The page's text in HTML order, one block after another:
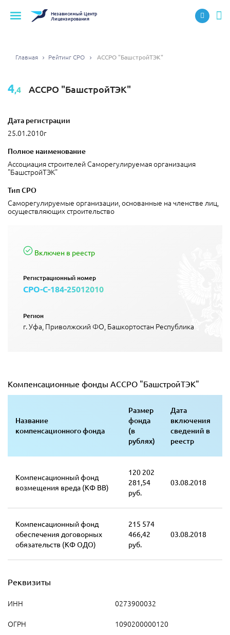
НезависимыйЦентр
Лицензирования
Главная Рейтинг СРО АССРО "БашстройТЭК"
4,4 АССРО "БашстройТЭК"
Дата регистрации
25.01.2010г
Полное наименование
Ассоциация строителей Саморегулируемая организация
"БашстройТЭК"
Тип СРО
Саморегулируемые организации, основанные на членстве лиц,
осуществляющих строительство
Включен в реестр
Регистрационный номер
СРО-С-184-25012010
Регион
г. Уфа, Приволжский ФО, Башкортостан Республика
Компенсационные фонды АССРО "БашстройТЭК"
Название
компенсационного фонда
Размер
фонда
(в
рублях)
Дата
включения
сведений в
реестр
Компенсационный фонд
возмещения вреда (КФ ВВ)
120 202
281,54
руб.
03.08.2018
Компенсационный фонд
обеспечения договорных
обязательств (КФ ОДО)
215 574
466,42
руб.
03.08.2018
Реквизиты
ИНН
0273900032
ОГРН
1090200000120